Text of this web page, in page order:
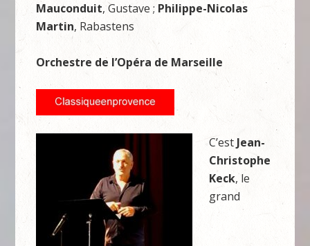
Mauconduit, Gustave ; Philippe-Nicolas
Martin, Rabastens
Orchestre de l’Opéra de Marseille
C’est Jean-
Christophe
Keck, le
grand